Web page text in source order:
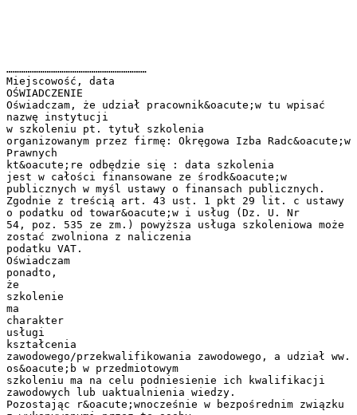
…………………………………………………………
Miejscowość, data
OŚWIADCZENIE
Oświadczam, że udział pracownik&oacute;w tu wpisać
nazwę instytucji
w szkoleniu pt. tytuł szkolenia
organizowanym przez firmę: Okręgowa Izba Radc&oacute;w
Prawnych
kt&oacute;re odbędzie się : data szkolenia
jest w całości finansowane ze środk&oacute;w
publicznych w myśl ustawy o finansach publicznych.
Zgodnie z treścią art. 43 ust. 1 pkt 29 lit. c ustawy
o podatku od towar&oacute;w i usług (Dz. U. Nr
54, poz. 535 ze zm.) powyższa usługa szkoleniowa może
zostać zwolniona z naliczenia
podatku VAT.
Oświadczam
ponadto,
że
szkolenie
ma
charakter
usługi
kształcenia
zawodowego/przekwalifikowania zawodowego, a udział ww.
os&oacute;b w przedmiotowym
szkoleniu ma na celu podniesienie ich kwalifikacji
zawodowych lub uaktualnienia wiedzy.
Pozostając r&oacute;wnocześnie w bezpośrednim związku